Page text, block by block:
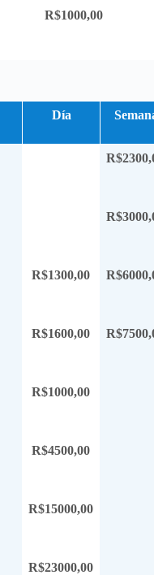
R$1000,00
Día
R$1300,00
R$1600,00
R$1000,00
R$4500,00
R$15000,00
R$23000,00